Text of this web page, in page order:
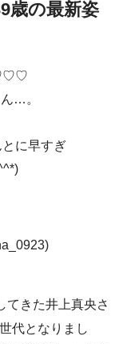
歳の最新姿
…。
に早すぎ
てきた井上真央さ
代となりまし